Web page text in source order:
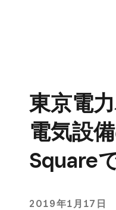
東京電
電気設
Square
2019年1月17日